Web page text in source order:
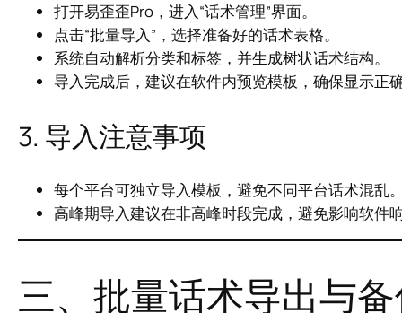
打开易歪歪Pro，进入“话术管理”界面。
点击“批量导入”，选择准备好的话术表格。
系统自动解析分类和标签，并生成树状话术结构。
导入完成后，建议在软件内预览模板，确保显示正确
3. 导入注意事项
每个平台可独立导入模板，避免不同平台话术混乱。
高峰期导入建议在非高峰时段完成，避免影响软件响
三、批量话术导出与